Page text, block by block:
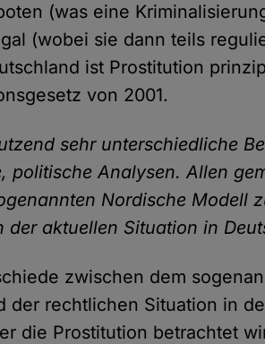
(was eine
(wobei sie dann teils
ist Prostitution
von 2001.
sehr unterschiedliche
politische Analysen. Allen
Nordische Modell
der aktuellen Situation in
zwischen dem
rechtlichen Situation in
die Prostitution betrachtet